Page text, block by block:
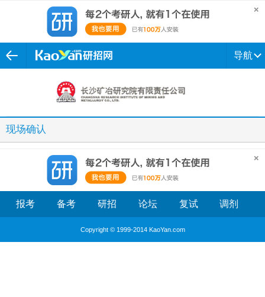
导航
现场确认
报考 备考 研招 论坛 复试 调剂
Copyright © 1999-2014 KaoYan.com